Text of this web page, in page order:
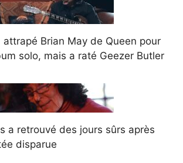
attrapé Brian May de Queen pour
solo, mais a raté Geezer Butler
a retrouvé des jours sûrs après
disparue